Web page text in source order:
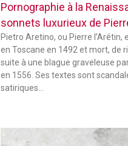
Pornographie à la
sonnets luxurieux de
Pietro Aretino, ou Pierre l’Arétin,
en Toscane en 1492 et mort, de
suite à une blague graveleuse
en 1556. Ses textes sont
satiriques…